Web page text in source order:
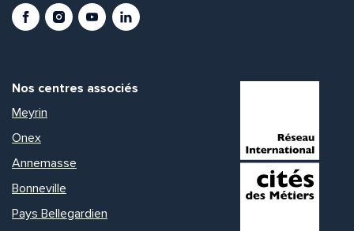
FacebookInstagramYoutubeLinkedIn
Nos centres associés
Meyrin
Onex
Annemasse
Bonneville
Pays Bellegardien